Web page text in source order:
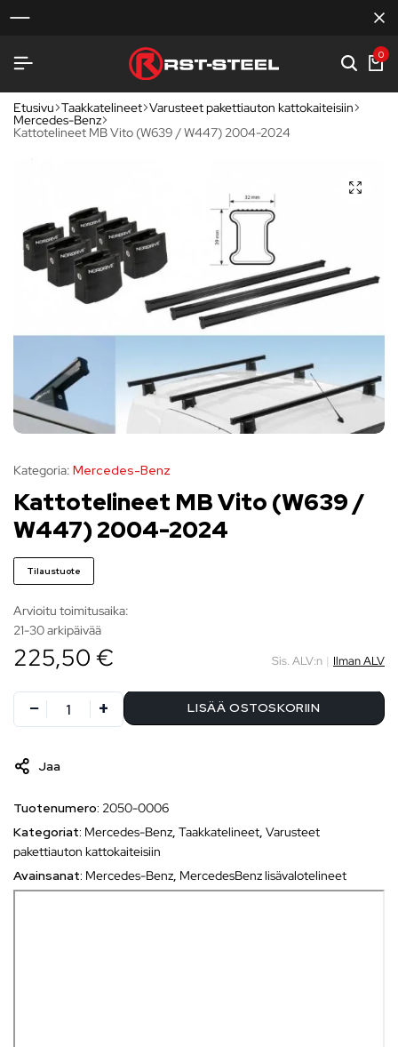
0
Etusivu Taakkatelineet Varusteet pakettiauton kattokaiteisiin
Mercedes-Benz
Kattotelineet MB Vito (W639 / W447) 2004-2024
Kategoria: Mercedes-Benz
Kattotelineet MB Vito (W639 /
W447) 2004-2024
Tilaustuote
Arvioitu toimitusaika:
21-30 arkipäivää
225,50 € Sis. ALV:n | Ilman ALV
LISÄÄ OSTOSKORIIN
Jaa
Tuotenumero: 2050-0006
Kategoriat: Mercedes-Benz, Taakkatelineet, Varusteet
pakettiauton kattokaiteisiin
Avainsanat: Mercedes-Benz, MercedesBenz lisävalotelineet